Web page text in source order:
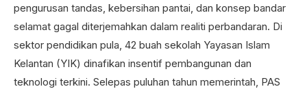
pengurusan tandas, kebersihan pantai, dan konsep bandar
selamat gagal diterjemahkan dalam realiti perbandaran. Di
sektor pendidikan pula, 42 buah sekolah Yayasan Islam
Kelantan (YIK) dinafikan insentif pembangunan dan
teknologi terkini. Selepas puluhan tahun memerintah, PAS